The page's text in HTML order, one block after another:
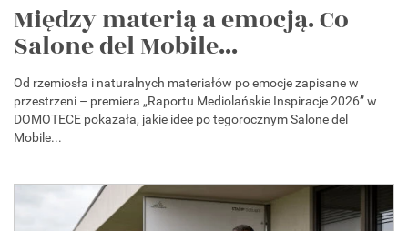
Między materią a emocją. Co
Salone del Mobile...
Od rzemiosła i naturalnych materiałów po emocje zapisane w
przestrzeni – premiera „Raportu Mediolańskie Inspiracje 2026” w
DOMOTECE pokazała, jakie idee po tegorocznym Salone del
Mobile...